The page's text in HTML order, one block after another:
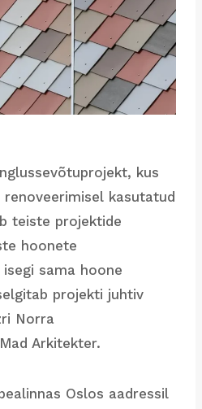
kus
kasutatud
teiste projektide
hoonete
sama hoone
projekti juhtiv
Norra
Arkitekter.
Oslos aadressil